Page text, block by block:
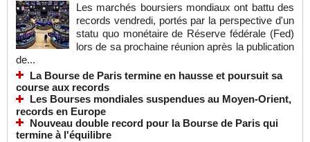
Les marchés boursiers mondiaux ont battu des
records vendredi, portés par la perspective d'un
statu quo monétaire de Réserve fédérale (Fed)
lors de sa prochaine réunion après la publication
de...
La Bourse de Paris termine en hausse et poursuit sa
course aux records
Les Bourses mondiales suspendues au Moyen-Orient,
records en Europe
Nouveau double record pour la Bourse de Paris qui
termine à l'équilibre